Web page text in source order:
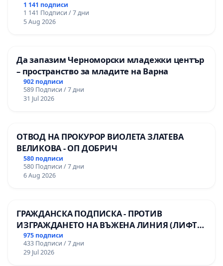
гимназия по промишлени технологии в
Професионалната гимназия по икономика и
мениджмънт – гр. Пазарджик
1 141 подписи
1 141 Подписи / 7 дни
5 Aug 2026
Да запазим Черноморски младежки център
– пространство за младите на Варна
902 подписи
589 Подписи / 7 дни
31 Jul 2026
ОТВОД НА ПРОКУРОР ВИОЛЕТА ЗЛАТЕВА
ВЕЛИКОВА - ОП ДОБРИЧ
580 подписи
580 Подписи / 7 дни
6 Aug 2026
ГРАЖДАНСКА ПОДПИСКА - ПРОТИВ
ИЗГРАЖДАНЕТО НА ВЪЖЕНА ЛИНИЯ (ЛИФТ)
НА ТЕРИТОРИЯТА НА ПРИРОДНА
ЗАБЕЛЕЖИТЕЛНОСТ „ХЪЛМ НА
ОСВОБОДИТЕЛИТЕ“ (БУНАРДЖИК)
975 подписи
433 Подписи / 7 дни
29 Jul 2026